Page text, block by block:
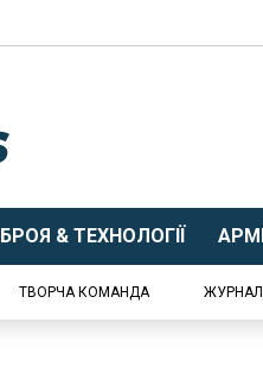
& ТЕХНОЛОГІЇ
ТВОРЧА КОМАНДА